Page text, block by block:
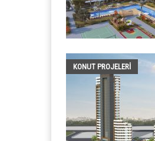
KONUT PROJELERI